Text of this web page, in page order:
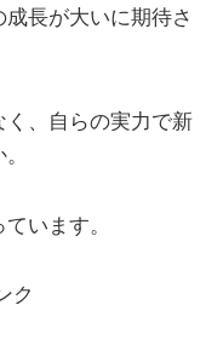
長が大いに期待さ
く、自らの実力で新
います。
ク